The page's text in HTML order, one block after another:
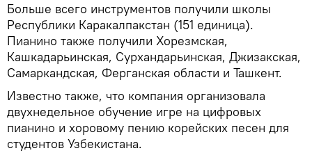
Больше всего инструментов получили школы
Республики Каракалпакстан (151 единица).
Пианино также получили Хорезмская,
Кашкадарьинская, Сурхандарьинская, Джизакская,
Самаркандская, Ферганская области и Ташкент.
Известно также, что компания организовала
двухнедельное обучение игре на цифровых
пианино и хоровому пению корейских песен для
студентов Узбекистана.